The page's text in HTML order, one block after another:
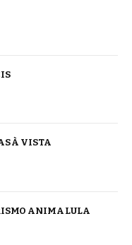
À VISTA
ANIMA LULA